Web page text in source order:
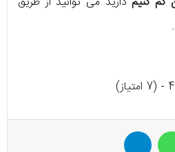
واتس آپ